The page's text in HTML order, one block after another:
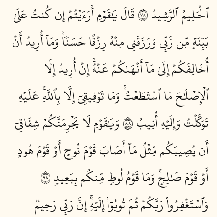
ٱلۡحَلِيمُ ٱلرَّشِيدُ ٨٧
قَالَ يَٰقَوۡمِ أَرَءَيۡتُمۡ إِن كُنتُ عَلَىٰ
بَيِّنَةٖ مِّن رَّبِّي وَرَزَقَنِي مِنۡهُ رِزۡقًا حَسَنٗاۚ وَمَآ أُرِيدُ أَنۡ
أُخَالِفَكُمۡ إِلَىٰ مَآ أَنۡهَىٰكُمۡ عَنۡهُۚ إِنۡ أُرِيدُ إِلَّا
ٱلۡإِصۡلَٰحَ مَا ٱسۡتَطَعۡتُۚ وَمَا تَوۡفِيقِيٓ إِلَّا بِٱللَّهِۚ عَلَيۡهِ
تَوَكَّلۡتُ وَإِلَيۡهِ أُنِيبُ ٨٨
وَيَٰقَوۡمِ لَا يَجۡرِمَنَّكُمۡ شِقَاقِيٓ
أَن يُصِيبَكُم مِّثۡلُ مَآ أَصَابَ قَوۡمَ نُوحٍ أَوۡ قَوۡمَ هُودٍ
أَوۡ قَوۡمَ صَٰلِحٖۚ وَمَا قَوۡمُ لُوطٖ مِّنكُم بِبَعِيدٖ ٨٩
وَٱسۡتَغۡفِرُواْ رَبَّكُمۡ ثُمَّ تُوبُوٓاْ إِلَيۡهِۚ إِنَّ رَبِّي رَحِيمٞ